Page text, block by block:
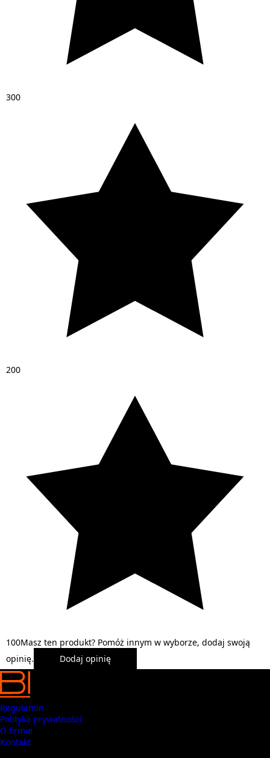
300
200
100Masz ten produkt? Pomóż innym w wyborze, dodaj swoją
opinię.
Dodaj opinię
Regulamin
Polityka prywatności
O firmie
Kontakt